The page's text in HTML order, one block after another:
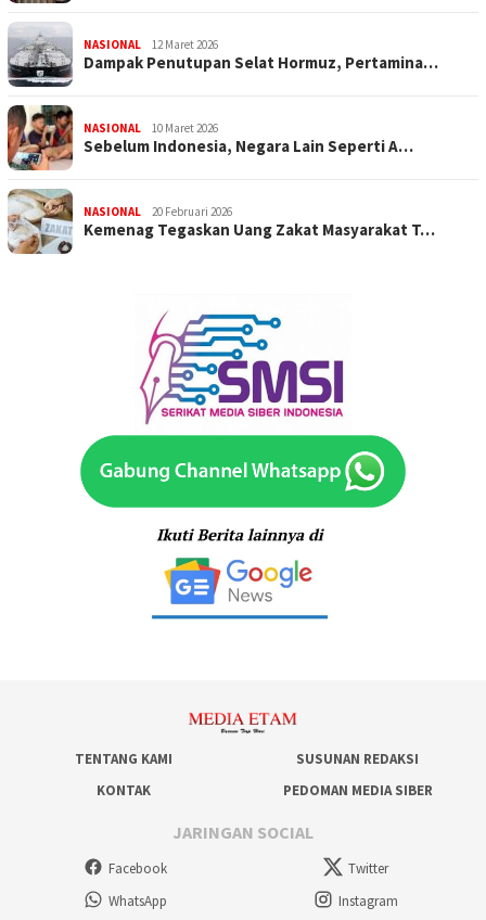
NASIONAL 12 Maret 2026
Dampak Penutupan Selat Hormuz, Pertamina…
NASIONAL 10 Maret 2026
Sebelum Indonesia, Negara Lain Seperti A…
NASIONAL 20 Februari 2026
Kemenag Tegaskan Uang Zakat Masyarakat T…
TENTANG KAMI
SUSUNAN REDAKSI
KONTAK
PEDOMAN MEDIA SIBER
JARINGAN SOCIAL
Facebook
Twitter
WhatsApp
Instagram